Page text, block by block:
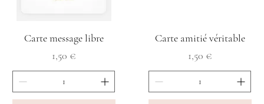
Carte message libre
Prix
1,50 €
Carte amitié véritable
Prix
1,50 €